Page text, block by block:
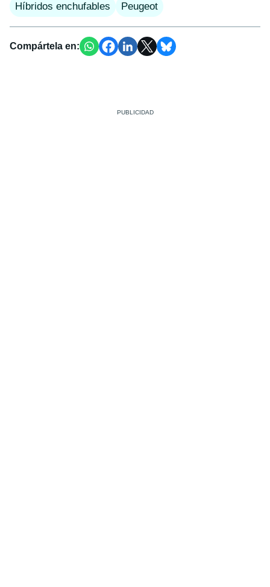
Híbridos enchufables Peugeot
Compártela en: